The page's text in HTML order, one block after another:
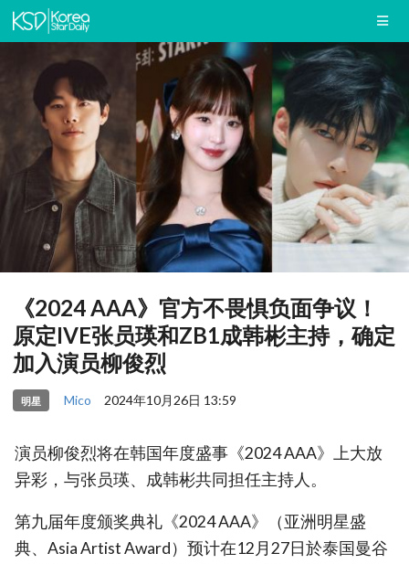
《2024 AAA》官方不畏惧负面争议！
原定IVE张员瑛和ZB1成韩彬主持，确定
加入演员柳俊烈
明星 Mico 2024年10月26日 13:59
演员柳俊烈将在韩国年度盛事《2024 AAA》上大放
异彩，与张员瑛、成韩彬共同担任主持人。
第九届年度颁奖典礼《2024 AAA》（亚洲明星盛
典、Asia Artist Award）预计在12月27日於泰国曼谷